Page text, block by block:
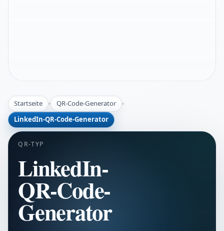
Startseite
QR-Code-Generator
LinkedIn-QR-Code-Generator
QR-TYP
LinkedIn-
QR-Code-
Generator